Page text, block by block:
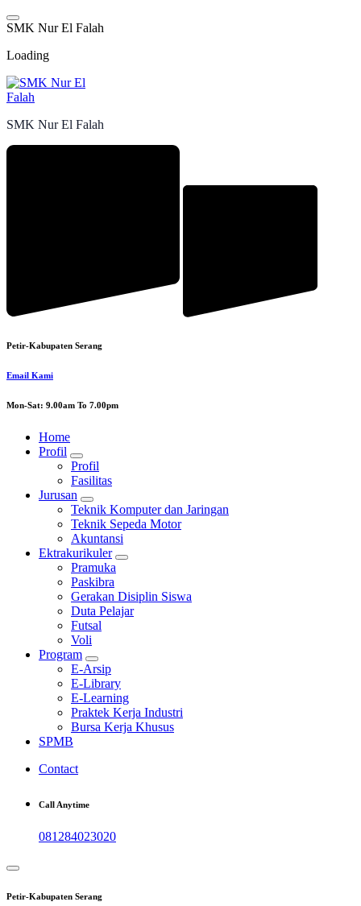
Skip
to
SMK Nur El Falah
Loading
SMK Nur El Falah
Petir-Kabupaten Serang
Email Kami
Mon-Sat: 9.00am To 7.00pm
Home
Profil
Profil
Fasilitas
Jurusan
Teknik Komputer dan Jaringan
Teknik Sepeda Motor
Akuntansi
Ektrakurikuler
Pramuka
Paskibra
Gerakan Disiplin Siswa
Duta Pelajar
Futsal
Voli
Program
E-Arsip
E-Library
E-Learning
Praktek Kerja Industri
Bursa Kerja Khusus
SPMB
Contact
Call Anytime
081284023020
Petir-Kabupaten Serang